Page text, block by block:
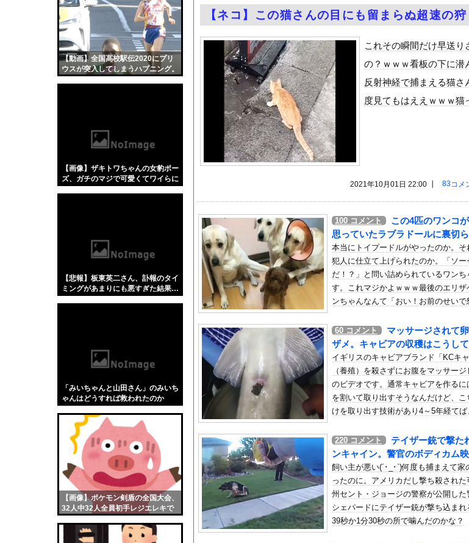
【動画】全国高校駅伝2020にプリ
ウスが突入してしまうハプニング。
【画像】ザキトワちゃんの女豹ポー
ズ、ガチのマジで可愛くてワイらに
【悲報】板東英二さん、訃報のタイ
ミングがあまりにも悪すぎた結果…
「みいちゃんと山田さん」のみいち
ゃんはどうすれば救われたのか
【画像】ポケモン剣盾の全国大会、
32人中32人全員初手レジエレキで
【ディズニー】高級ホテルでお馴染みのホテルミラコスタさん 値上げして改悪
ラーメン屋でラストオーダー5分前に入店するの迷惑？
後呂有紗アナ 骨盤ストレッチで胸がくっきり！！
【動画】移民受け入れ派のパヨおば、自分の家に来られたら全力で拒否るｗｗｗ
【動画】女の子が一瞬でメロつく男がコレｗｗｗｗｗｗｗｗｗｗ
グラドル後藤まつりと至近距離でイチャイチャできる新作イメビが出たぞ！
『悪役令嬢転生おじさん』6話感想 モブ令嬢に絡まれるアンナ！
今の時期 河口で釣れる美味い魚教えて
【Xの車窓から】オービスかと思ったら野生の炊飯器で草 ほか
【ポロリ悲話】ネットで拡散してるおっぱいポロリ動画、何故か叩かれる・・・
【4/4】嫁が浮気をしている。私の知らないスマホで連絡を取り合い、日中会った
【悲報】 中国、橋の欄干が強風一発で粉々に 鉄筋ゼロ 当局「接着剤でくっつけ
【動画】移民受け入れ派のパヨおば、自分の家に来られたら全力で拒否るｗｗｗ
日本代表FW前田大然がイプスウィッチ・タウンへ移籍決定！プレミアリーグ初挑
英国人「ようこそ」冨安健洋、クリスタルパレス加入が決定的に！メディカル検
【朗報】今年が酷暑過ぎて蚊が全く居ない件
【驚愕】名作『無職転生』凄い事に気付いたｗｗｗｗ『無職転生』の「ロキシー
【朗報】サンセイのオンラインショップが再オープン 「新7500Tシャツ」「BOX
【避難所】キッチンカー、から揚げや麺類提供 40代女性「最高、パン中心の生活
【ワンピース】ゾロ「女だぞ」エネル「見ればわかる」←ここ好きすぎるｗｗｗ
【動画】両方馬鹿（笑）ミニストップでトラックと衝突したドラレコが（ノ∇`）
【悲報】米倉涼子さん、フライデーに不意討ちされてしまうｗｗｗｗｗ（画像あ
後呂有紗アナ 袖口からインナーチラ見え！！
【物議】ジャンポケ斉藤裁判、被害女性「モンスター」斉藤被告「同意と思って
ショートスリーパー、誹謗中傷を受けて突然泣き出すwwwwwwwwwwwwwwwww
公営住宅住みだけど質問ある？【家賃・自治会】
【画像】おまえらくんの机がこの女の子の椅子にされてたらｗｗｗ
【画像】この女優さん、可愛すぎる
【朗報】齋藤飛鳥、前屈みで完全に見えてる動画が拡散されてしまう…
【ネコ】この猫さんの目にも留まらぬ超速の狩
これその瞬間だけ早送り
の？ｗｗｗ看板の下に潜
反射神経で捕まえる猫
度見てもはええｗｗｗ猫
83コメ
2021年10月01日 22:00 ┃
100 コメント
この4匹のワンコ
思っていたラブラドールに裏切
本当にトイプードルがやったのか。
犯人に仕立て上げられたのか。「ソ
だ！？」と問い詰められているワン
す。これマジかよｗｗｗ最後のエリ
ンちゃんなんて「おい！お前のせい
60 コメント
マッサージされて
ザメ。キャビアの収穫はこうして
イギリスのキャビアブランド「KCキ
（養殖）を殺さずにお腹をマッサー
のビデオです。通常キャビアを作る
を割いて取り出すそうなんだけど、
けを取り出す技術があり4～5年経て
るのしか食べた事がないから正直味な
ンで食べてみたいなあ。
220 コメント
テイザー銃で撃た
ンキャイン。警官のボディカム映
飼い主が悪い(´･_･`)何度も捕まえて
ったのに。アメリカだし撃ち殺され
州セント・ジョージの警察が公開した
シェパードにテイザー銃が撃ち込まれ
39秒か1分30秒の所で噛んだのかな？